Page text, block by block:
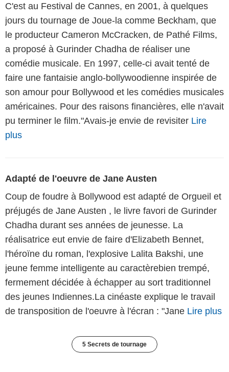
C'est au Festival de Cannes, en 2001, à quelques
jours du tournage de Joue-la comme Beckham, que
le producteur Cameron McCracken, de Pathé Films,
a proposé à Gurinder Chadha de réaliser une
comédie musicale. En 1997, celle-ci avait tenté de
faire une fantaisie anglo-bollywoodienne inspirée de
son amour pour Bollywood et les comédies musicales
américaines. Pour des raisons financières, elle n'avait
pu terminer le film."Avais-je envie de revisiter Lire
plus
Adapté de l'oeuvre de Jane Austen
Coup de foudre à Bollywood est adapté de Orgueil et
préjugés de Jane Austen , le livre favori de Gurinder
Chadha durant ses années de jeunesse. La
réalisatrice eut envie de faire d'Elizabeth Bennet,
l'héroïne du roman, l'explosive Lalita Bakshi, une
jeune femme intelligente au caractèrebien trempé,
fermement décidée à échapper au sort traditionnel
des jeunes Indiennes.La cinéaste explique le travail
de transposition de l'oeuvre à l'écran : "Jane Lire plus
5 Secrets de tournage